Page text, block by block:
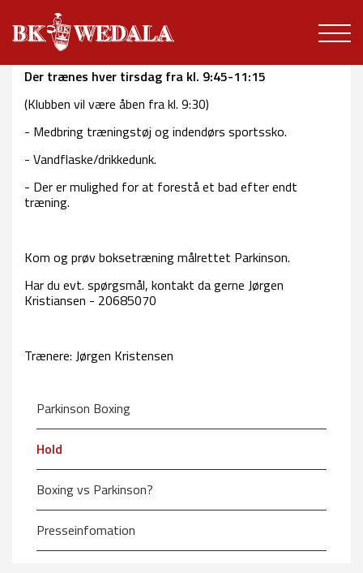
Parkinson Boxing
Hold
Boxing vs Parkinson?
Presseinfomation
Der trænes hver tirsdag fra kl. 9:45-11:15
(Klubben vil være åben fra kl. 9:30)
- Medbring træningstøj og indendørs sportssko.
- Vandflaske/drikkedunk.
- Der er mulighed for at forestå et bad efter endt
træning.
Kom og prøv boksetræning målrettet Parkinson.
Har du evt. spørgsmål, kontakt da gerne Jørgen
Kristiansen - 20685070
Trænere: Jørgen Kristensen